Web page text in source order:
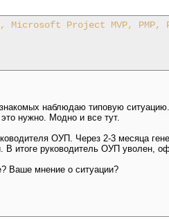
Microsoft Project MVP, PMP,
наблюдаю типовую
нужно. Модно и все тут.
ОУП. Через 2-3 месяца
В итоге руководитель ОУП уволен,
Ваше мнение о ситуации?